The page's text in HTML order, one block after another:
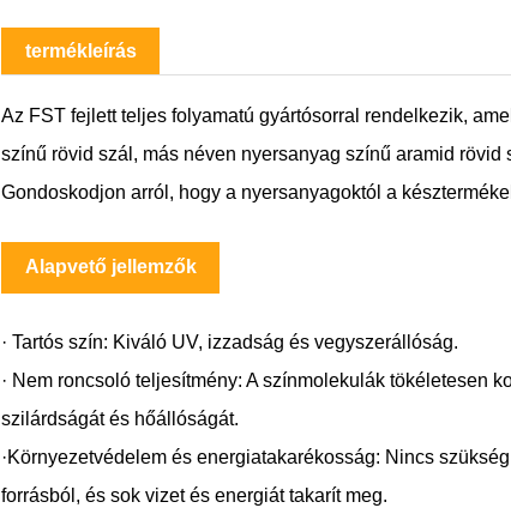
termékleírás
Az FST fejlett teljes folyamatú gyártósorral rendelkezik,
színű rövid szál, más néven nyersanyag színű aramid
Gondoskodjon arról, hogy a nyersanyagoktól a
Alapvető jellemzők
· Tartós szín: Kiváló UV, izzadság és vegyszerállóság.
· Nem roncsoló teljesítmény: A színmolekulák tökéletesen
szilárdságát és hőállóságát.
·Környezetvédelem és energiatakarékosság: Nincs
forrásból, és sok vizet és energiát takarít meg.